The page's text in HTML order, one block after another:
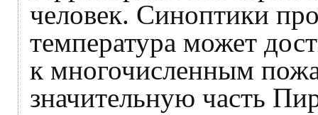
человек. Синоптики
температура может
к многочисленным
значительную часть